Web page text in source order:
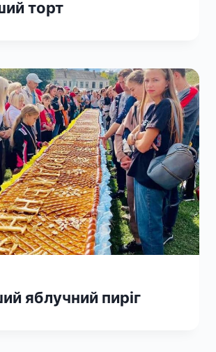
торт
яблучний пиріг